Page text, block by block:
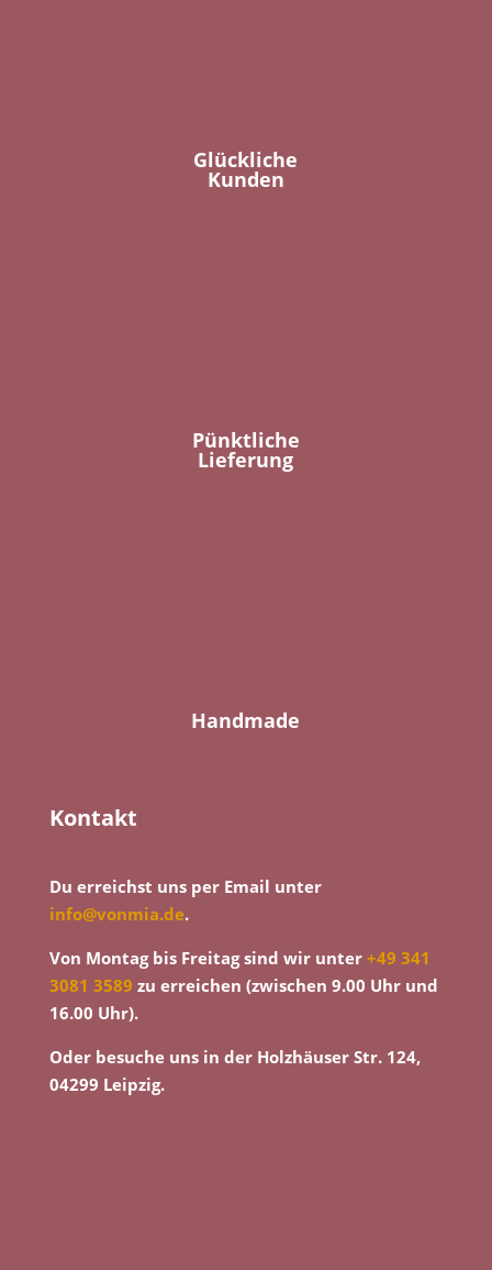
Glückliche
Kunden
Pünktliche
Lieferung
Handmade
Kontakt
Du erreichst uns per Email unter
info@vonmia.de.
Von Montag bis Freitag sind wir unter +49 341
3081 3589 zu erreichen (zwischen 9.00 Uhr und
16.00 Uhr).
Oder besuche uns in der Holzhäuser Str. 124,
04299 Leipzig.